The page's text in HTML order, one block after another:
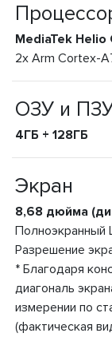
MediaTek Helio
2x Arm Cortex-
ОЗУ и
4ГБ + 128ГБ
Экран
8,68 дюйма
Полноэкранный
Разрешение
* Благодаря
диагональ
измерении по
(фактическая